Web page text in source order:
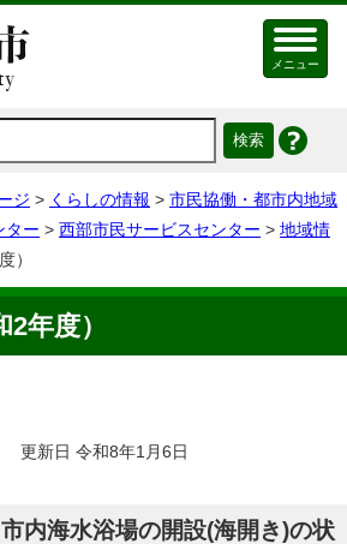
メニュー
ジ > くらしの情報 > 市民協働・都市内地域
ター > 西部市民サービスセンター > 地域情
）
年度）
更新日 令和8年1月6日
内海水浴場の開設(海開き)の状